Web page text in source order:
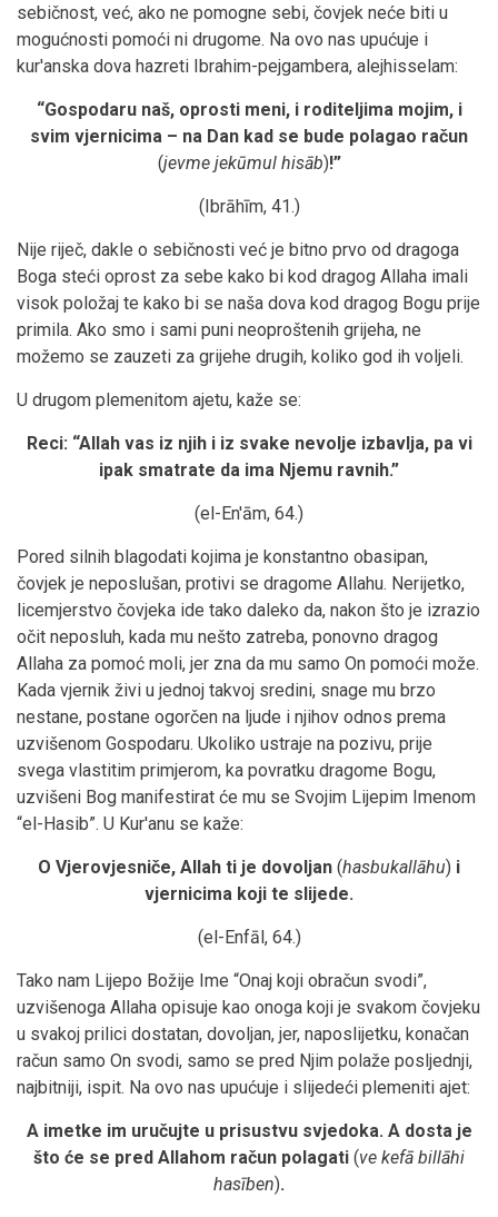
sebičnost, već, ako ne pomogne sebi, čovjek neće biti u
mogućnosti pomoći ni drugome. Na ovo nas upućuje i
kur'anska dova hazreti Ibrahim-pejgambera, alejhisselam:
“Gospodaru naš, oprosti meni, i roditeljima mojim, i
svim vjernicima – na Dan kad se bude polagao račun
(jevme jekūmul hisāb)!”
(Ibrāhīm, 41.)
Nije riječ, dakle o sebičnosti već je bitno prvo od dragoga
Boga steći oprost za sebe kako bi kod dragog Allaha imali
visok položaj te kako bi se naša dova kod dragog Bogu prije
primila. Ako smo i sami puni neoproštenih grijeha, ne
možemo se zauzeti za grijehe drugih, koliko god ih voljeli.
U drugom plemenitom ajetu, kaže se:
Reci: “Allah vas iz njih i iz svake nevolje izbavlja, pa vi
ipak smatrate da ima Njemu ravnih.”
(el-En'ām, 64.)
Pored silnih blagodati kojima je konstantno obasipan,
čovjek je neposlušan, protivi se dragome Allahu. Nerijetko,
licemjerstvo čovjeka ide tako daleko da, nakon što je izrazio
očit neposluh, kada mu nešto zatreba, ponovno dragog
Allaha za pomoć moli, jer zna da mu samo On pomoći može.
Kada vjernik živi u jednoj takvoj sredini, snage mu brzo
nestane, postane ogorčen na ljude i njihov odnos prema
uzvišenom Gospodaru. Ukoliko ustraje na pozivu, prije
svega vlastitim primjerom, ka povratku dragome Bogu,
uzvišeni Bog manifestirat će mu se Svojim Lijepim Imenom
“el-Hasib”. U Kur'anu se kaže:
O Vjerovjesniče, Allah ti je dovoljan (hasbukallāhu) i
vjernicima koji te slijede.
(el-Enfāl, 64.)
Tako nam Lijepo Božije Ime “Onaj koji obračun svodi”,
uzvišenoga Allaha opisuje kao onoga koji je svakom čovjeku
u svakoj prilici dostatan, dovoljan, jer, naposlijetku, konačan
račun samo On svodi, samo se pred Njim polaže posljednji,
najbitniji, ispit. Na ovo nas upućuje i slijedeći plemeniti ajet:
A imetke im uručujte u prisustvu svjedoka. A dosta je
što će se pred Allahom račun polagati (ve kefā billāhi
hasīben).